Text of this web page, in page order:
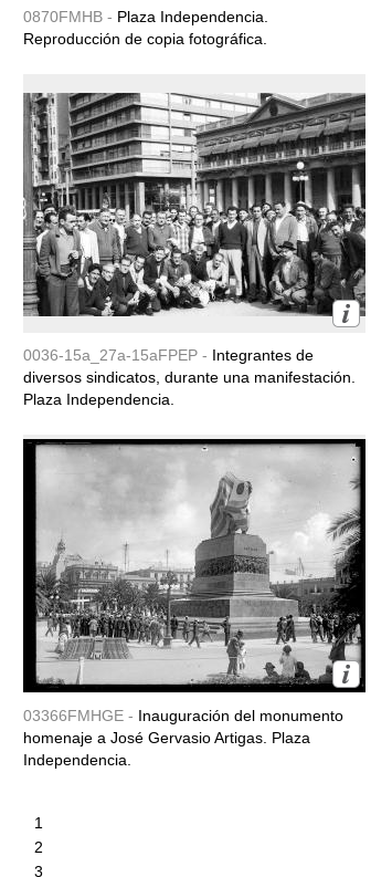
0870FMHB - Plaza Independencia.
Reproducción de copia fotográfica.
0036-15a_27a-15aFPEP - Integrantes de
diversos sindicatos, durante una manifestación.
Plaza Independencia.
03366FMHGE - Inauguración del monumento
homenaje a José Gervasio Artigas. Plaza
Independencia.
1
2
3